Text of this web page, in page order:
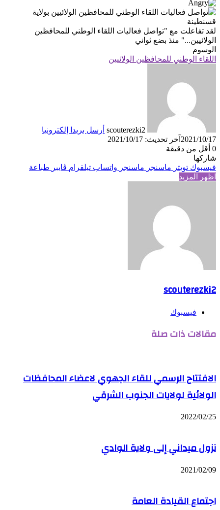
لقد تفاعلت مع "تواصل فعاليات اللقاء الوطني للمحافظين
الولائيين..." منذ بضع ثواني
الوسوم
اللقاء الوطني للمحافظين الولائيين
scouterezki2 أرسل بريدا إلكترونيا
2021/10/17 آخر تحديث: 2021/10/17
0 أقل من دقيقة
شاركها
فيسبوك تويتر ماسنجر ماسنجر واتساب تيلقرام ڤايبر طباعة
اظهر المزيد
scouterezki2
فيسبوك
مقالات ذات صلة
الافتتاح الرسمي للقاء الجهوي لاعضاء المحافظات
الولائية لولايات الجنوب الشرقي
2022/02/25
نزول ميداني إلى ولاية الوادي
2021/02/09
اجتماع القيادة العامة